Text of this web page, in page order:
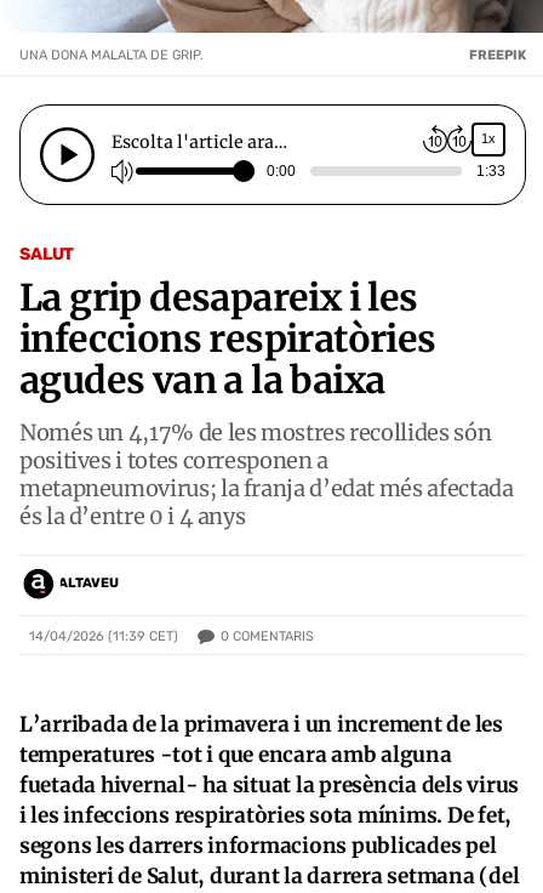
SALUT
La grip desapareix i les
infeccions respiratòries
agudes van a la baixa
Només un 4,17% de les mostres recollides són
positives i totes corresponen a
metapneumovirus; la franja d’edat més afectada
és la d’entre 0 i 4 anys
ALTAVEU
14/04/2026 (11:39 CET) 0 COMENTARIS
UNA DONA MALALTA DE GRIP. FREEPIK
Escolta l'article ara… 1x
0:00 1:33
L’arribada de la primavera i un increment de les
temperatures -tot i que encara amb alguna
fuetada hivernal- ha situat la presència dels virus
i les infeccions respiratòries sota mínims. De fet,
segons les darrers informacions publicades pel
ministeri de Salut, durant la darrera setmana (del